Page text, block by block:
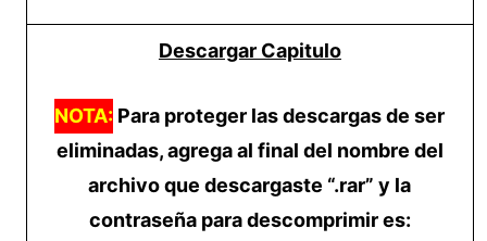
Descargar Capitulo
NOTA: Para proteger las descargas de ser
eliminadas, agrega al final del nombre del
archivo que descargaste “.rar” y la
contraseña para descomprimir es: